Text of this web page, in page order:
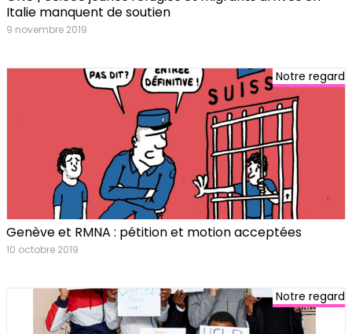
Italie manquent de soutien
9 novembre 2019
Notre regard
Genève et RMNA : pétition et motion acceptées
10 octobre 2019
Notre regard